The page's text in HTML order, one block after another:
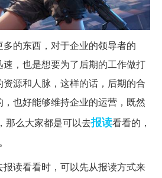
的东西，对于企业的领导者的
，也是想要为了后期的工作做打
源和人脉，这样的话，后期的合
也好能够维持企业的运营，既然
那么大家都是可以去报读看看的，
读看看时，可以先从报读方式来